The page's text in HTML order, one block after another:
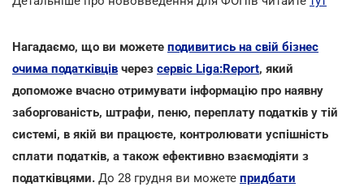
Нагадаємо, що ви можете подивитись на свій бізнес
очима податківців через сервіс Liga:Report, який
допоможе вчасно отримувати інформацію про наявну
заборгованість, штрафи, пеню, переплату податків у тій
системі, в якій ви працюєте, контролювати успішність
сплати податків, а також ефективно взаємодіяти з
податківцями. До 28 грудня ви можете придбати